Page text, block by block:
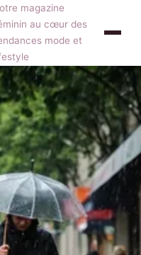
magazine
au cœur des
mode et